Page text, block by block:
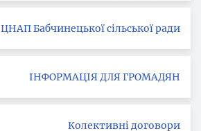
ЦНАП Бабчинецької сільської ради
ІНФОРМАЦІЯ ДЛЯ ГРОМАДЯН
Колективні договори